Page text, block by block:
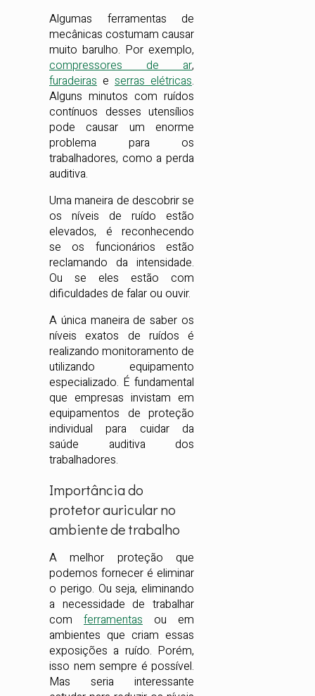
Algumas ferramentas de
mecânicas costumam causar
muito barulho. Por exemplo,
compressores de ar,
furadeiras e serras elétricas.
Alguns minutos com ruídos
contínuos desses utensílios
pode causar um enorme
problema para os
trabalhadores, como a perda
auditiva.
Uma maneira de descobrir se
os níveis de ruído estão
elevados, é reconhecendo
se os funcionários estão
reclamando da intensidade.
Ou se eles estão com
dificuldades de falar ou ouvir.
A única maneira de saber os
níveis exatos de ruídos é
realizando monitoramento de
utilizando equipamento
especializado. É fundamental
que empresas invistam em
equipamentos de proteção
individual para cuidar da
saúde auditiva dos
trabalhadores.
Importância do
protetor auricular no
ambiente de trabalho
A melhor proteção que
podemos fornecer é eliminar
o perigo. Ou seja, eliminando
a necessidade de trabalhar
com ferramentas ou em
ambientes que criam essas
exposições a ruído. Porém,
isso nem sempre é possível.
Mas seria interessante